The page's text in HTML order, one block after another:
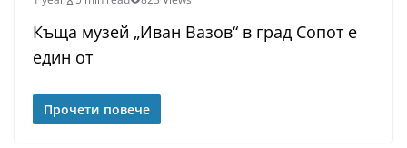
Къща музей „Иван Вазов“ в град Сопот е
един от
Прочети повече